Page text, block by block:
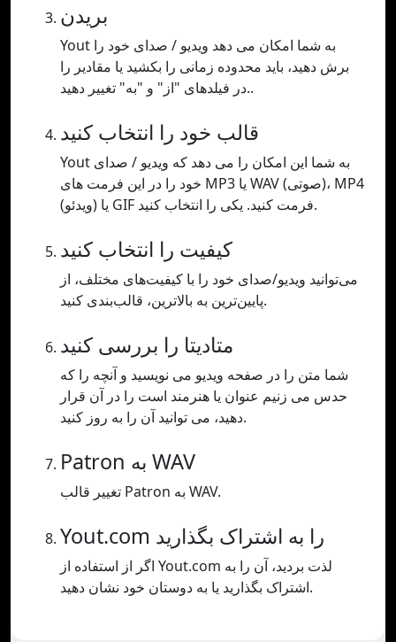
بریدن
Yout به شما امکان می دهد ویدیو / صدای خود را
برش دهید، باید محدوده زمانی را بکشید یا مقادیر را
در فیلدهای "از" و "به" تغییر دهید..
قالب خود را انتخاب کنید
Yout به شما این امکان را می دهد که ویدیو / صدای
خود را در این فرمت های MP3 یا WAV (صوتی)، MP4
(ویدئو) یا GIF فرمت کنید. یکی را انتخاب کنید.
کیفیت را انتخاب کنید
می‌توانید ویدیو/صدای خود را با کیفیت‌های مختلف، از
پایین‌ترین به بالاترین، قالب‌بندی کنید.
متادیتا را بررسی کنید
شما متن را در صفحه ویدیو می نویسید و آنچه را که
حدس می زنیم عنوان یا هنرمند است را در آن قرار
دهید، می توانید آن را به روز کنید.
Patron به WAV
تغییر قالب Patron به WAV.
Yout.com را به اشتراک بگذارید
اگر از استفاده از Yout.com لذت بردید، آن را به
اشتراک بگذارید یا به دوستان خود نشان دهید.